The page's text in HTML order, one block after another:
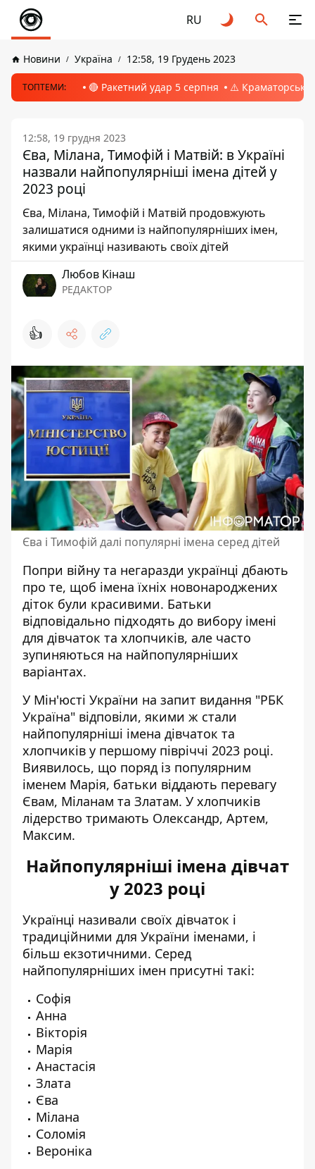
RU
Новини Україна 12:58, 19 Грудень 2023
ТОПТЕМИ: 🔴 Ракетний удар 5 серпня ⚠️ Краматорськ,
12:58, 19 грудня 2023
Єва, Мілана, Тимофій і Матвій: в Україні
назвали найпопулярніші імена дітей у
2023 році
Єва, Мілана, Тимофій і Матвій продовжують
залишатися одними із найпопулярніших імен,
якими українці називають своїх дітей
Любов Кінаш
РЕДАКТОР
👍
Єва і Тимофій далі популярні імена серед дітей
Попри війну та негаразди українці дбають
про те, щоб імена їхніх новонароджених
діток були красивими. Батьки
відповідально підходять до вибору імені
для дівчаток та хлопчиків, але часто
зупиняються на найпопулярніших
варіантах.
У Мін'юсті України на запит видання "РБК
Україна" відповіли, якими ж стали
найпопулярніші імена дівчаток та
хлопчиків у першому півріччі 2023 році.
Виявилось, що поряд із популярним
іменем Марія, батьки віддають перевагу
Євам, Міланам та Златам. У хлопчиків
лідерство тримають Олександр, Артем,
Максим.
Найпопулярніші імена дівчат
у 2023 році
Українці називали своїх дівчаток і
традиційними для України іменами, і
більш екзотичними. Серед
найпопулярніших імен присутні такі:
Софія
Анна
Вікторія
Марія
Анастасія
Злата
Єва
Мілана
Соломія
Вероніка